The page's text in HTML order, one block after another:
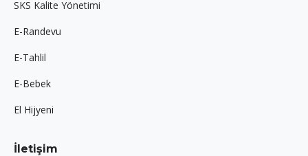
SKS Kalite Yönetimi
E-Randevu
E-Tahlil
E-Bebek
El Hijyeni
İletişim